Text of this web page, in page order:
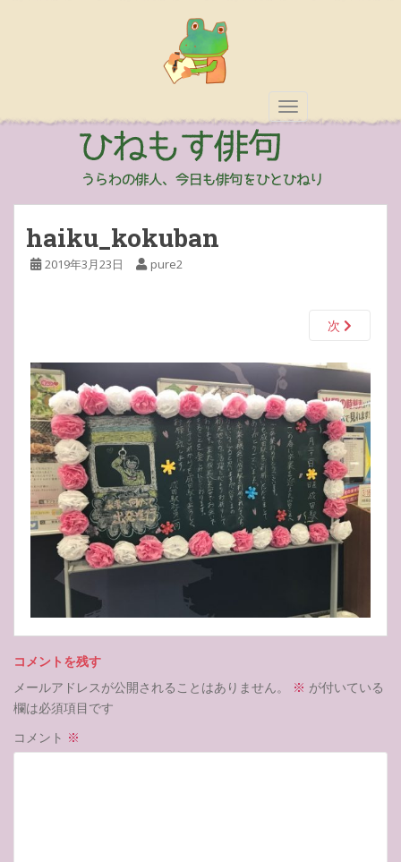
TOGGLE
haiku_kokuban
2019年3月23日 pure2
次
コメントを残す
メールアドレスが公開されることはありません。
※ が付いている
欄は必須項目です
コメント ※